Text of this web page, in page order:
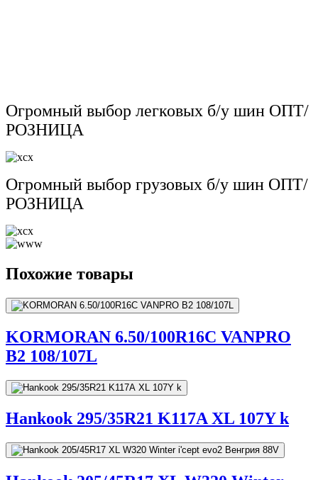
Огромный выбор легковых б/у шин ОПТ/
РОЗНИЦА
Огромный выбор грузовых б/у шин ОПТ/
РОЗНИЦА
Похожие товары
KORMORAN 6.50/100R16C VANPRO
B2 108/107L
Hankook 295/35R21 K117A XL 107Y k